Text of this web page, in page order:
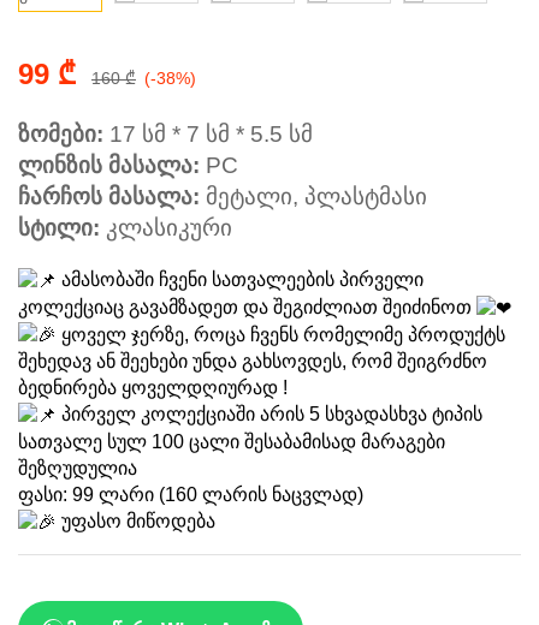
99 ₾ 160₾ (-38%)
ზომები: 17 სმ * 7 სმ * 5.5 სმ
ლინზის მასალა: PC
ჩარჩოს მასალა: მეტალი, პლასტმასი
სტილი: კლასიკური
ამასობაში ჩვენი სათვალეების პირველი
კოლექციაც გავამზადეთ და შეგიძლიათ შეიძინოთ
ყოველ ჯერზე, როცა ჩვენს რომელიმე პროდუქტს
შეხედავ ან შეეხები უნდა გახსოვდეს, რომ შეიგრძნო
ბედნირება ყოველდღიურად !
პირველ კოლექციაში არის 5 სხვადასხვა ტიპის
სათვალე სულ 100 ცალი შესაბამისად მარაგები
შეზღუდულია
ფასი: 99 ლარი (160 ლარის ნაცვლად)
უფასო მიწოდება